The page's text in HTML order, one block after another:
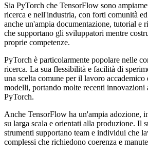
Sia PyTorch che TensorFlow sono
ricerca e nell'industria, con forti comunità
anche un'ampia documentazione, tutorial e
che supportano gli sviluppatori mentre
proprie competenze.
PyTorch è particolarmente popolare nelle
ricerca. La sua flessibilità e facilità di
una scelta comune per il lavoro
modelli, portando molte recenti innovazioni
PyTorch.
Anche TensorFlow ha un'ampia adozione,
su larga scala e orientati alla produzione. Il
strumenti supportano team e individui che
complessi che richiedono coerenza e